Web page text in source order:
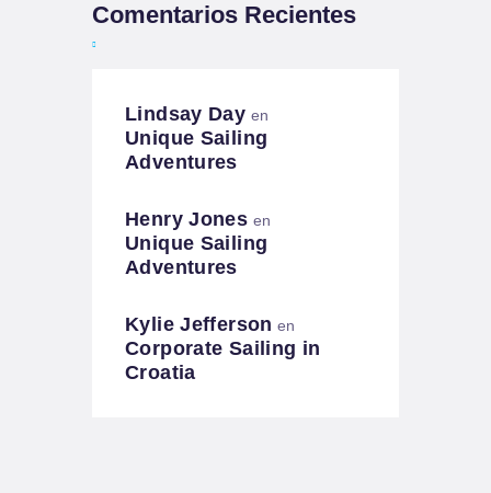
Comentarios Recientes
Lindsay Day en
Unique Sailing
Adventures
Henry Jones en
Unique Sailing
Adventures
Kylie Jefferson en
Corporate Sailing in
Croatia